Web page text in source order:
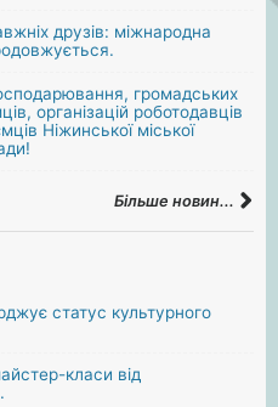
друзів: міжнародна
громадських
організацій роботодавців
Ніжинської міської
Більше новин...
статус культурного
класи від